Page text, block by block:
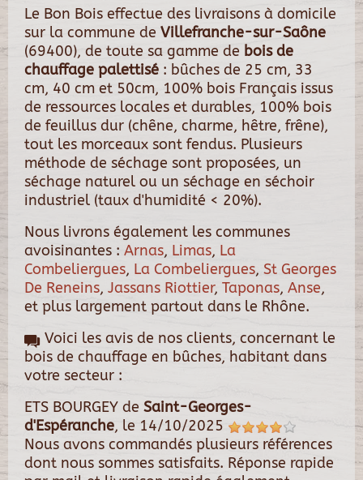
Le Bon Bois effectue des livraisons à domicile
sur la commune de Villefranche-sur-Saône
(69400), de toute sa gamme de bois de
chauffage palettisé : bûches de 25 cm, 33
cm, 40 cm et 50cm, 100% bois Français issus
de ressources locales et durables, 100% bois
de feuillus dur (chêne, charme, hêtre, frêne),
tout les morceaux sont fendus. Plusieurs
méthode de séchage sont proposées, un
séchage naturel ou un séchage en séchoir
industriel (taux d'humidité < 20%).
Nous livrons également les communes
avoisinantes : Arnas, Limas, La
Combeliergues, La Combeliergues, St Georges
De Reneins, Jassans Riottier, Taponas, Anse,
et plus largement partout dans le Rhône.
Voici les avis de nos clients, concernant le
bois de chauffage en bûches, habitant dans
votre secteur :
ETS BOURGEY de Saint-Georges-
d'Espéranche, le 14/10/2025
Nous avons commandés plusieurs références
dont nous sommes satisfaits. Réponse rapide